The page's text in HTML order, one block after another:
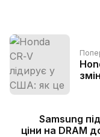
Samsung
ціни на DRAM